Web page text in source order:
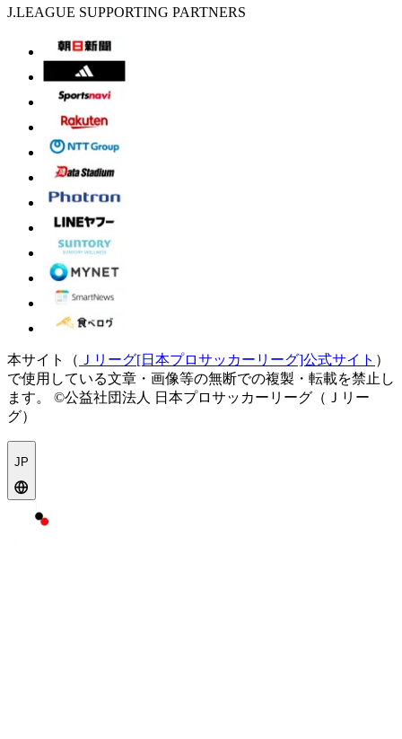
J.LEAGUE SUPPORTING PARTNERS
本サイト（ Ｊリーグ[日本プロサッカーリーグ]公式サイト ）
で使用している文章・画像等の無断での複製・転載を禁止し
ます。
©公益社団法人 日本プロサッカーリーグ（Ｊリー
グ）
JP